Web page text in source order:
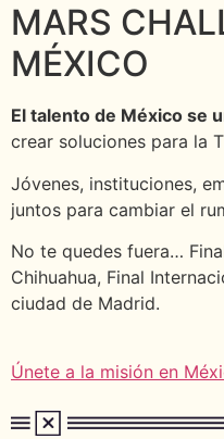
MARS
MÉXICO
El talento de México se
crear soluciones para la
Jóvenes, instituciones,
juntos para cambiar el
No te quedes fuera…
Chihuahua, Final
ciudad de Madrid.
Únete a la misión en